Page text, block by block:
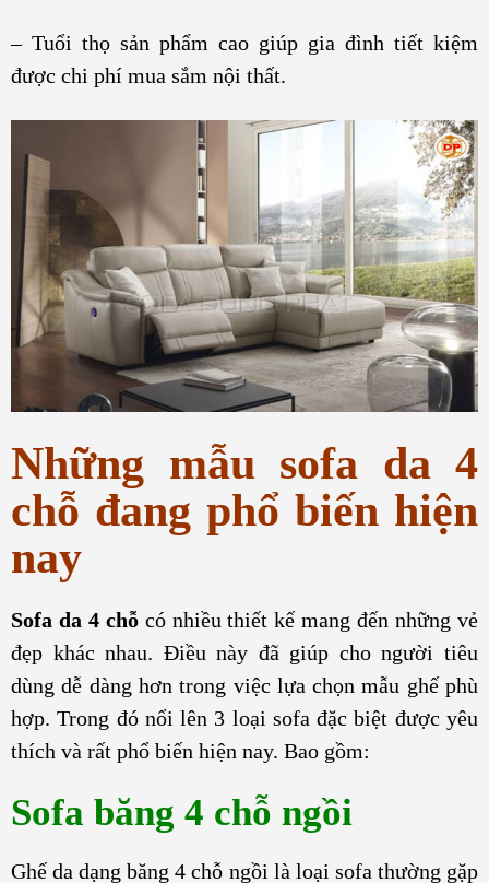
– Tuổi thọ sản phẩm cao giúp gia đình tiết kiệm
được chi phí mua sắm nội thất.
Những mẫu sofa da 4
chỗ đang phổ biến hiện
nay
Sofa da 4 chỗ có nhiều thiết kế mang đến những vẻ
đẹp khác nhau. Điều này đã giúp cho người tiêu
dùng dễ dàng hơn trong việc lựa chọn mẫu ghế phù
hợp. Trong đó nổi lên 3 loại sofa đặc biệt được yêu
thích và rất phổ biến hiện nay. Bao gồm:
Sofa băng 4 chỗ ngồi
Ghế da dạng băng 4 chỗ ngồi là loại sofa thường gặp